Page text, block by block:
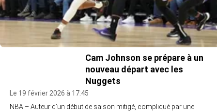
Cam Johnson se prépare à un
nouveau départ avec les
Nuggets
Le 19 février 2026 à 17:45
NBA – Auteur d’un début de saison mitigé, compliqué par une